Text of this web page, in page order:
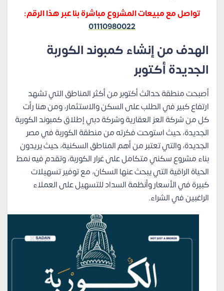
تواصل مع مبيعات المشروع مباشرة بنا عبر هذا الرقم:
01110980022
الهدف من إنشاء كمبوند الكوربة
الجديدة أكتوبر
أصبحت منطقة حدائث أكتوبر من أكثر المناطق التي تشهد
ارتفاع كبير في الطلب على السكن والاستثمار، ومن هنا رأت
كل من شركة العز العقارية وشركة دبي إطلاق كمبوند الكوربة
الجديدة، حيث استوحت فكرته من منطقة الكوربة في مصر
الجديدة، والتي تعتبر من أهم المناطق السكنية، حيث يريدون
بناء مشروع سكني متكامل على غرار الكوربة، وتقدم فيه نمط
الحياة الراقية التي يبحث عنها السكان، مع توفير تسهيلات
كبيرة في الأسعار وأنظمة السداد للتسهيل على العملاء
الراغبين في الشراء.